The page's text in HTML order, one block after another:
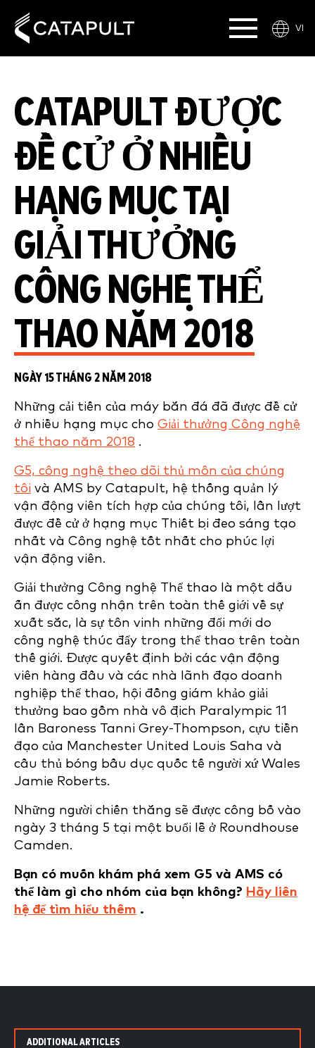
VI
CATAPULT ĐƯỢC
ĐỀ CỬ Ở NHIỀU
HẠNG MỤC TẠI
GIẢI THƯỞNG
CÔNG NGHỆ THỂ
THAO NĂM 2018
NGÀY 15 THÁNG 2 NĂM 2018
Những cải tiến của máy bắn đá đã được đề cử
ở nhiều hạng mục cho Giải thưởng Công nghệ
thể thao năm 2018 .
G5, công nghệ theo dõi thủ môn của chúng
tôi và AMS by Catapult, hệ thống quản lý
vận động viên tích hợp của chúng tôi, lần lượt
được đề cử ở hạng mục Thiết bị đeo sáng tạo
nhất và Công nghệ tốt nhất cho phúc lợi
vận động viên.
Giải thưởng Công nghệ Thể thao là một dấu
ấn được công nhận trên toàn thế giới về sự
xuất sắc, là sự tôn vinh những đổi mới do
công nghệ thúc đẩy trong thể thao trên toàn
thế giới. Được quyết định bởi các vận động
viên hàng đầu và các nhà lãnh đạo doanh
nghiệp thể thao, hội đồng giám khảo giải
thưởng bao gồm nhà vô địch Paralympic 11
lần Baroness Tanni Grey-Thompson, cựu tiền
đạo của Manchester United Louis Saha và
cầu thủ bóng bầu dục quốc tế người xứ Wales
Jamie Roberts.
Những người chiến thắng sẽ được công bố vào
ngày 3 tháng 5 tại một buổi lễ ở Roundhouse
Camden.
Bạn có muốn khám phá xem G5 và AMS có
thể làm gì cho nhóm của bạn không? Hãy liên
hệ để tìm hiểu thêm .
ADDITIONAL ARTICLES